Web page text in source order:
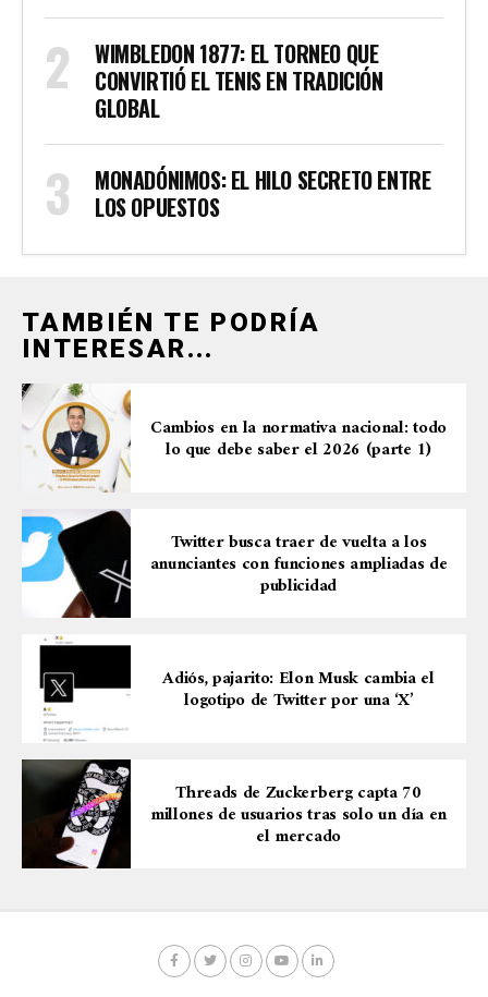
WIMBLEDON 1877: EL TORNEO QUE
CONVIRTIÓ EL TENIS EN TRADICIÓN
GLOBAL
MONADÓNIMOS: EL HILO SECRETO ENTRE
LOS OPUESTOS
TAMBIÉN TE PODRÍA
INTERESAR...
Cambios en la normativa nacional: todo
lo que debe saber el 2026 (parte 1)
Twitter busca traer de vuelta a los
anunciantes con funciones ampliadas de
publicidad
Adiós, pajarito: Elon Musk cambia el
logotipo de Twitter por una ‘X’
Threads de Zuckerberg capta 70
millones de usuarios tras solo un día en
el mercado